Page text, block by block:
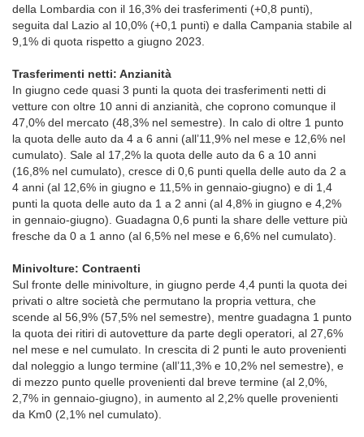
della Lombardia con il 16,3% dei trasferimenti (+0,8 punti),
seguita dal Lazio al 10,0% (+0,1 punti) e dalla Campania stabile al
9,1% di quota rispetto a giugno 2023.
Trasferimenti netti: Anzianità
In giugno cede quasi 3 punti la quota dei trasferimenti netti di
vetture con oltre 10 anni di anzianità, che coprono comunque il
47,0% del mercato (48,3% nel semestre). In calo di oltre 1 punto
la quota delle auto da 4 a 6 anni (all’11,9% nel mese e 12,6% nel
cumulato). Sale al 17,2% la quota delle auto da 6 a 10 anni
(16,8% nel cumulato), cresce di 0,6 punti quella delle auto da 2 a
4 anni (al 12,6% in giugno e 11,5% in gennaio-giugno) e di 1,4
punti la quota delle auto da 1 a 2 anni (al 4,8% in giugno e 4,2%
in gennaio-giugno). Guadagna 0,6 punti la share delle vetture più
fresche da 0 a 1 anno (al 6,5% nel mese e 6,6% nel cumulato).
Minivolture: Contraenti
Sul fronte delle minivolture, in giugno perde 4,4 punti la quota dei
privati o altre società che permutano la propria vettura, che
scende al 56,9% (57,5% nel semestre), mentre guadagna 1 punto
la quota dei ritiri di autovetture da parte degli operatori, al 27,6%
nel mese e nel cumulato. In crescita di 2 punti le auto provenienti
dal noleggio a lungo termine (all’11,3% e 10,2% nel semestre), e
di mezzo punto quelle provenienti dal breve termine (al 2,0%,
2,7% in gennaio-giugno), in aumento al 2,2% quelle provenienti
da Km0 (2,1% nel cumulato).